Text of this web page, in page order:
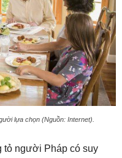
lựa chọn (Nguồn: Internet).
người Pháp có suy